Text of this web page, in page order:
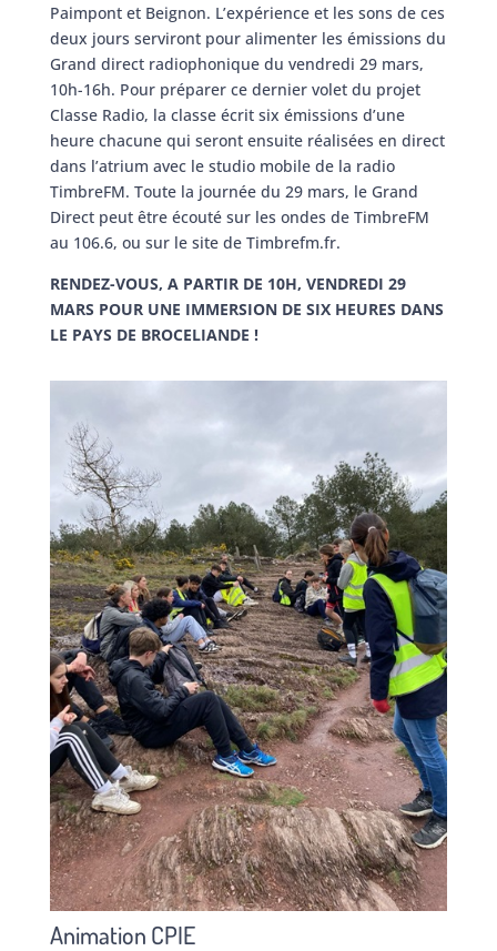
Paimpont et Beignon. L’expérience et les sons de ces
deux jours serviront pour alimenter les émissions du
Grand direct radiophonique du vendredi 29 mars,
10h-16h. Pour préparer ce dernier volet du projet
Classe Radio, la classe écrit six émissions d’une
heure chacune qui seront ensuite réalisées en direct
dans l’atrium avec le studio mobile de la radio
TimbreFM. Toute la journée du 29 mars, le Grand
Direct peut être écouté sur les ondes de TimbreFM
au 106.6, ou sur le site de Timbrefm.fr.
RENDEZ-VOUS, A PARTIR DE 10H, VENDREDI 29
MARS POUR UNE IMMERSION DE SIX HEURES DANS
LE PAYS DE BROCELIANDE !
Animation CPIE